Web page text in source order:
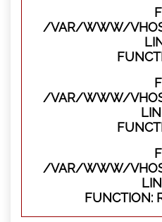
/VAR/WWW/
/VAR/WWW/
/VAR/WWW/
FUNCTION: